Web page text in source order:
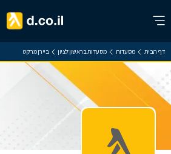
דף הבית מסעדות מסעדות בראשון לציון ביירן מרקט